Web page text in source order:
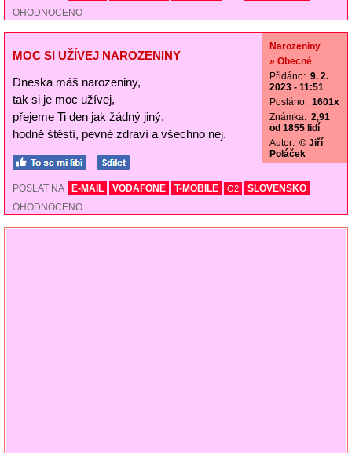
OHODNOCENO
MOC SI UŽÍVEJ NAROZENINY
Dneska máš narozeniny,
tak si je moc užívej,
přejeme Ti den jak žádný jiný,
hodně štěstí, pevné zdraví a všechno nej.
Narozeniny
» Obecné
Přidáno: 9. 2.
2023 - 11:51
Posláno: 1601x
Známka: 2,91
od 1855 lidí
Autor: © Jiří
Poláček
POSLAT NA E-MAIL VODAFONE T-MOBILE O2
SLOVENSKO
OHODNOCENO